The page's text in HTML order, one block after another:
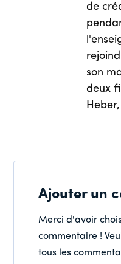
de
son
deux
Ajouter un
Merci d'avoir
commentaire !
tous les